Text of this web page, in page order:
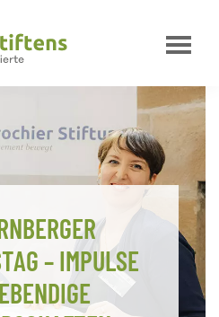
– IMPULSE